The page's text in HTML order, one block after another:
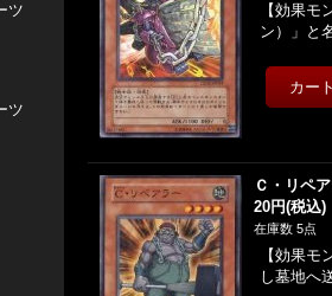
ツ
ツ
【効果
ン）」と
Ｃ・リペ
20円(税込)
在庫数 5点
【効果
し墓地へ